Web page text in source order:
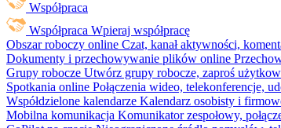
Współpraca
Współpraca Wpieraj współpracę
Obszar roboczy online Czat, kanał aktywności,
Dokumenty i przechowywanie plików online
Grupy robocze Utwórz grupy robocze, zaproś
Spotkania online Połączenia wideo, telekonferencje,
Współdzielone kalendarze Kalendarz osobisty i
Mobilna komunikacja Komunikator zespołowy,